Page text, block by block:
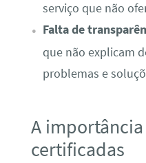
serviço que não
Falta de
que não explicam
problemas e
A
certificadas